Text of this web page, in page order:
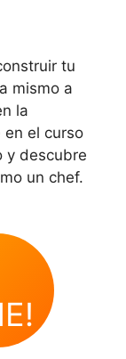
tu
mismo a
la
el curso
y descubre
un chef.